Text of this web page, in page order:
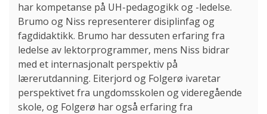
har kompetanse på UH-pedagogikk og -ledelse.
Brumo og Niss representerer disiplinfag og
fagdidaktikk. Brumo har dessuten erfaring fra
ledelse av lektorprogrammer, mens Niss bidrar
med et internasjonalt perspektiv på
lærerutdanning. Eiterjord og Folgerø ivaretar
perspektivet fra ungdomsskolen og videregående
skole, og Folgerø har også erfaring fra